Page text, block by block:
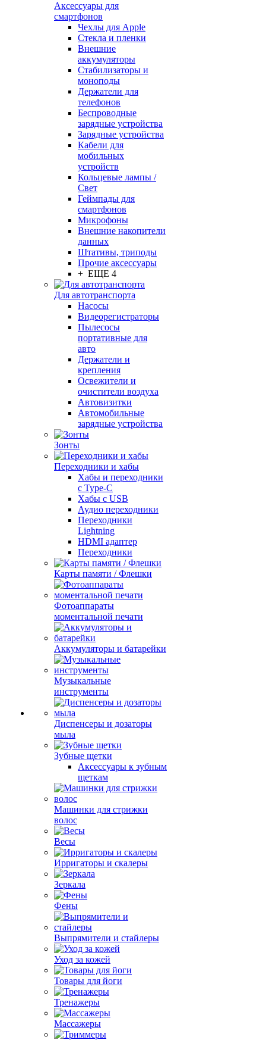
Аксессуары для
смартфонов
Чехлы для Apple
Стекла и пленки
Внешние
аккумуляторы
Стабилизаторы и
моноподы
Держатели для
телефонов
Беспроводные
зарядные устройства
Зарядные устройства
Кабели для
мобильных
устройств
Кольцевые лампы /
Свет
Геймпады для
смартфонов
Микрофоны
Внешние накопители
данных
Штативы, триподы
Прочие аксессуары
+ ЕЩЕ 4
Для автотранспорта
Насосы
Видеорегистраторы
Пылесосы
портативные для
авто
Держатели и
крепления
Освежители и
очистители воздуха
Автовизитки
Автомобильные
зарядные устройства
Зонты
Переходники и хабы
Хабы и переходники
с Type-C
Хабы с USB
Аудио переходники
Переходники
Lightning
HDMI адаптер
Переходники
Карты памяти / Флешки
Фотоаппараты
моментальной печати
Аккумуляторы и батарейки
Музыкальные
инструменты
Диспенсеры и дозаторы
мыла
Зубные щетки
Аксессуары к зубным
щеткам
Машинки для стрижки
волос
Весы
Ирригаторы и скалеры
Зеркала
Фены
Выпрямители и стайлеры
Уход за кожей
Товары для йоги
Тренажеры
Массажеры